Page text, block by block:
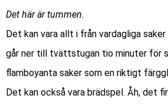
Det här är tummen.
Det kan vara allt i från vardagliga
går ner till tvättstugan tio minuter för
flamboyanta saker som en riktigt
Det kan också vara brädspel. Åh, det